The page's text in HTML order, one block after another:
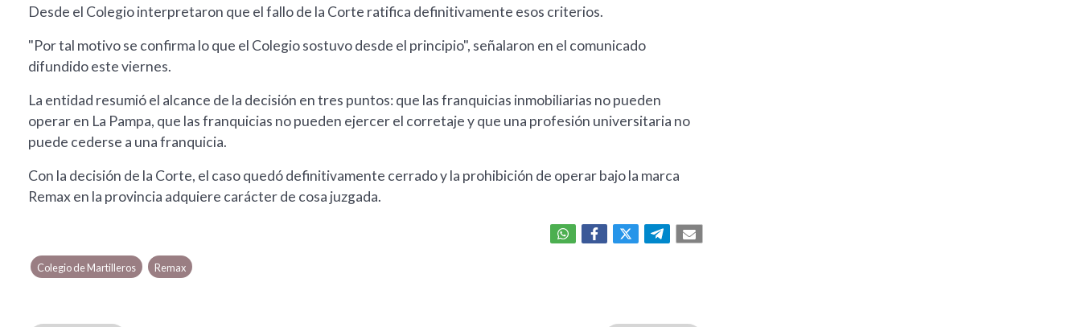
Desde el Colegio interpretaron que el fallo de la Corte ratifica definitivamente esos criterios.
"Por tal motivo se confirma lo que el Colegio sostuvo desde el principio", señalaron en el comunicado
difundido este viernes.
La entidad resumió el alcance de la decisión en tres puntos: que las franquicias inmobiliarias no pueden
operar en La Pampa, que las franquicias no pueden ejercer el corretaje y que una profesión universitaria no
puede cederse a una franquicia.
Con la decisión de la Corte, el caso quedó definitivamente cerrado y la prohibición de operar bajo la marca
Remax en la provincia adquiere carácter de cosa juzgada.
Colegio de Martilleros Remax